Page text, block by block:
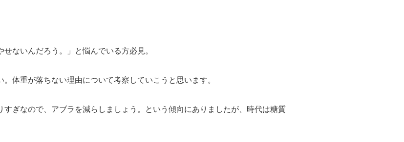
ないんだろう。」と悩んでいる方必見。
体重が落ちない理由について考察していこうと思います。
すぎなので、アブラを減らしましょう。という傾向にありましたが、時代は糖質